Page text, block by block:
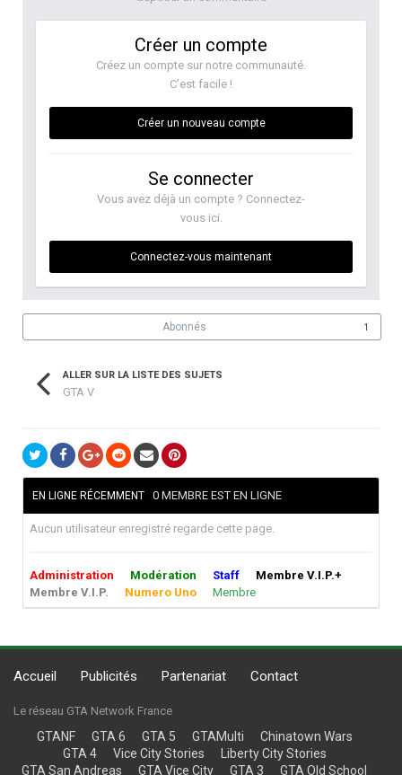
Créer un compte
Créez un compte sur notre communauté.
C’est facile !
Créer un nouveau compte
Se connecter
Vous avez déjà un compte ? Connectez-
vous ici.
Connectez-vous maintenant
Abonnés 1
ALLER SUR LA LISTE DES SUJETS
GTA V
EN LIGNE RÉCEMMENT 0 MEMBRE EST EN LIGNE
Aucun utilisateur enregistré regarde cette page.
Administration Modération Staff
Membre V.I.P.+
Membre V.I.P.
Numero Uno Membre
Accueil Publicités Partenariat Contact
Le réseau GTA Network France
GTANF GTA 6 GTA 5 GTAMulti
Chinatown Wars
GTA 4
Vice City Stories
Liberty City Stories
GTA San Andreas
GTA Vice City GTA 3 GTA Old School